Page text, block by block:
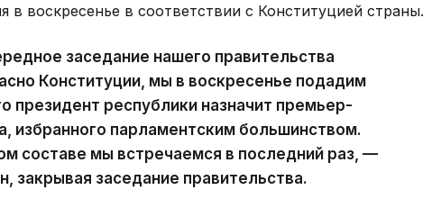
воскресенье в соответствии с Конституцией страны.
заседание нашего правительства
Конституции, мы в воскресенье подадим
президент республики назначит премьер-
избранного парламентским большинством.
составе мы встречаемся в последний раз, —
закрывая заседание правительства.